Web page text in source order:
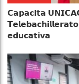
𝗖𝗮𝗽𝗮𝗰𝗶𝘁𝗮
𝗲𝗱𝘂𝗰𝗮𝘁𝗶𝘃𝗮